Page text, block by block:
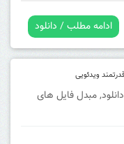
ادامه مطلب / دانلود
دانلود,مبدل فایل های